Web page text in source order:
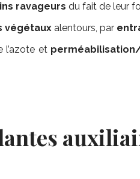
ravageurs du fait de leur
végétaux alentours, par
l’azote et